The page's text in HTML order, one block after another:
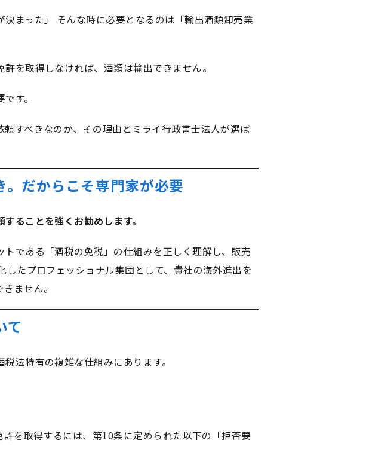
まった」 そんな時に必要となるのは「輸出酒類卸売業
を取得しなければ、酒類は輸出できません。
す。
すべきなのか、その理由とミライ行政書士法人が選ば
だからこそ専門家が必要
ることを強くお勧めします。
である「酒税の免税」の仕組みを正しく理解し、販売
たプロフェッショナル集団として、貴社の海外進出を
ません。
て
法特有の複雑な仕組みにあります。
を取得するには、第10条に定められた以下の「拒否要